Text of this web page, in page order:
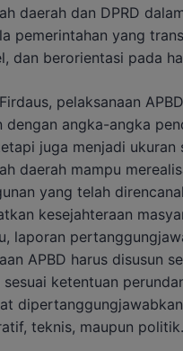
daerah dan DPRD
pemerintahan yang
dan berorientasi pada
pelaksanaan
dengan angka-angka
juga menjadi ukuran
daerah mampu
yang telah
kesejahteraan
laporan
APBD harus disusun
sesuai ketentuan
teknis, maupun politik.